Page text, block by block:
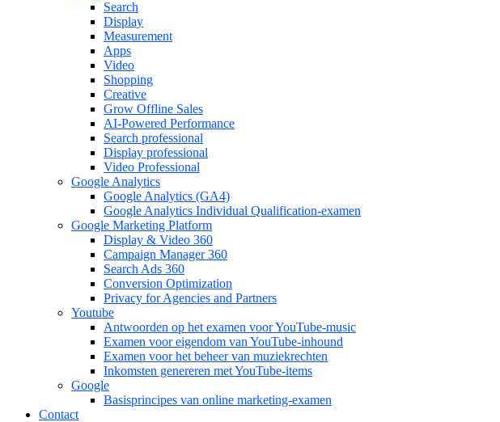
Search
Display
Measurement
Apps
Video
Shopping
Creative
Grow Offline Sales
AI-Powered Performance
Search professional
Display professional
Video Professional
Google Analytics
Google Analytics (GA4)
Google Analytics Individual Qualification-examen
Google Marketing Platform
Display & Video 360
Campaign Manager 360
Search Ads 360
Conversion Optimization
Privacy for Agencies and Partners
Youtube
Antwoorden op het examen voor YouTube-music
Examen voor eigendom van YouTube-inhound
Examen voor het beheer van muziekrechten
Inkomsten genereren met YouTube-items
Google
Basisprincipes van online marketing-examen
Contact